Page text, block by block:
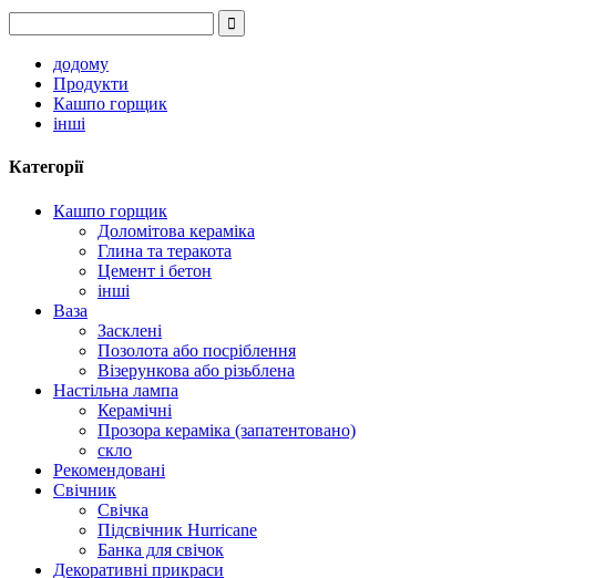
додому
Продукти
Кашпо горщик
інші
Категорії
Кашпо горщик
Доломітова кераміка
Глина та теракота
Цемент і бетон
інші
Ваза
Засклені
Позолота або посріблення
Візерункова або різьблена
Настільна лампа
Керамічні
Прозора кераміка (запатентовано)
скло
Рекомендовані
Свічник
Свічка
Підсвічник Hurricane
Банка для свічок
Декоративні прикраси